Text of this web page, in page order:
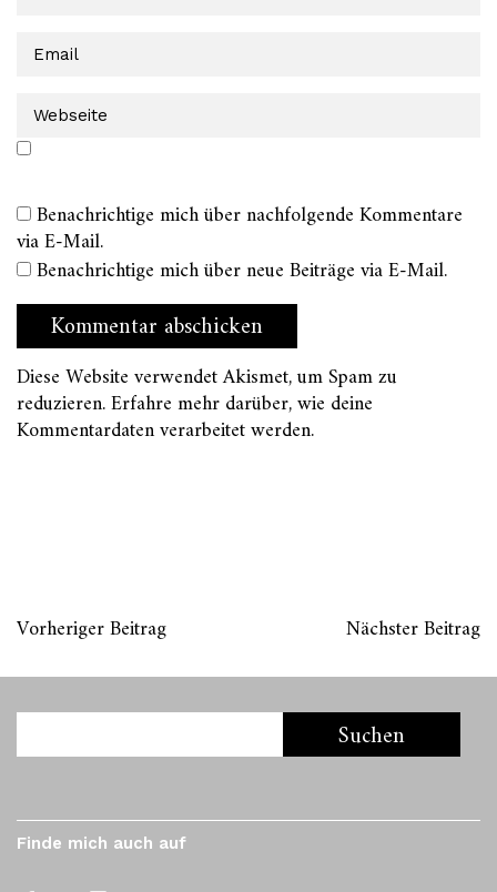
Benachrichtige mich über nachfolgende Kommentare
via E-Mail.
Benachrichtige mich über neue Beiträge via E-Mail.
Diese Website verwendet Akismet, um Spam zu
reduzieren.Erfahre mehr darüber, wie deine
Kommentardaten verarbeitet werden.
Vorheriger Beitrag Nächster Beitrag
Finde mich auch auf